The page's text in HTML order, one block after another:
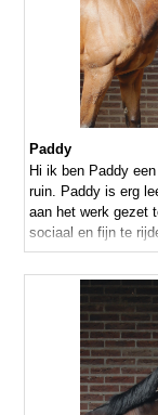
Paddy
Hi ik ben Paddy
ruin. Paddy is erg
aan het werk gezet
sociaal en fijn te